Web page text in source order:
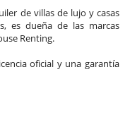
de villas de lujo y casas
es dueña de las marcas
Renting.
oficial y una garantía